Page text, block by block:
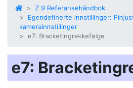
Z 9 Referansehåndbok
Egendefinerte innstillinger:
kamerainnstillinger
e7: Bracketingrekkefølge
e7: